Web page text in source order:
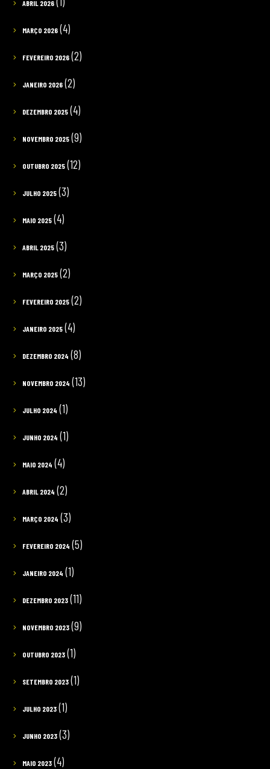
ABRIL 2026
MARÇO 2026(4)
FEVEREIRO 2026(2)
JANEIRO 2026(2)
DEZEMBRO 2025(4)
NOVEMBRO 2025(9)
OUTUBRO 2025(12)
JULHO 2025(3)
MAIO 2025(4)
ABRIL 2025(3)
MARÇO 2025(2)
FEVEREIRO 2025(2)
JANEIRO 2025(4)
DEZEMBRO 2024 (8)
NOVEMBRO 2024 (13)
JULHO 2024 (1)
JUNHO 2024 (1)
MAIO 2024 (4)
ABRIL 2024 (2)
MARÇO 2024 (3)
FEVEREIRO 2024 (5)
JANEIRO 2024 (1)
DEZEMBRO 2023(11)
NOVEMBRO 2023(9)
OUTUBRO 2023(1)
SETEMBRO 2023(1)
JULHO 2023(1)
JUNHO 2023(3)
MAIO 2023(4)